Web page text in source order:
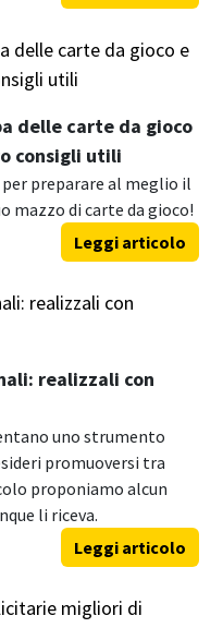
delle carte da gioco
consigli utili
preparare al meglio il
mazzo di carte da gioco!
Leggi articolo
realizzali con
uno strumento
promuoversi tra
proponiamo alcun
li riceva.
Leggi articolo